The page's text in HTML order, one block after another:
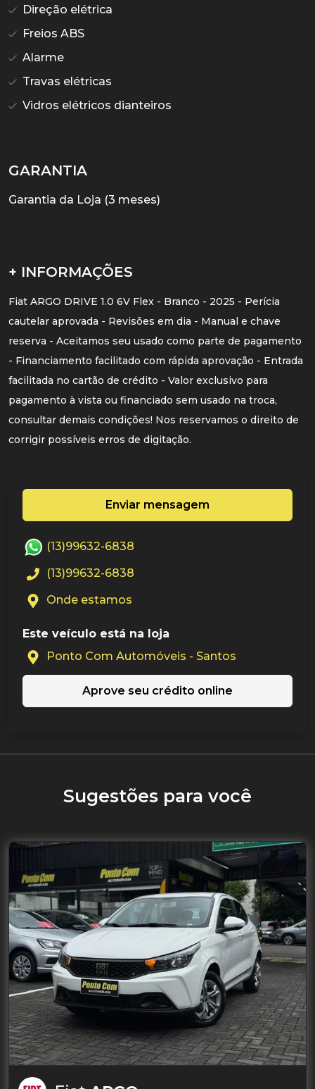
Direção elétrica
Freios ABS
Alarme
Travas elétricas
Vidros elétricos dianteiros
GARANTIA
Garantia da Loja (3 meses)
+ INFORMAÇÕES
Fiat ARGO DRIVE 1.0 6V Flex - Branco - 2025 - Perícia
cautelar aprovada - Revisões em dia - Manual e chave
reserva - Aceitamos seu usado como parte de pagamento
- Financiamento facilitado com rápida aprovação - Entrada
facilitada no cartão de crédito - Valor exclusivo para
pagamento à vista ou financiado sem usado na troca,
consultar demais condições! Nos reservamos o direito de
corrigir possíveis erros de digitação.
Enviar mensagem
(13)99632-6838
(13)99632-6838
Onde estamos
Este veículo está na loja
Ponto Com Automóveis - Santos
Aprove seu crédito online
Sugestões para você